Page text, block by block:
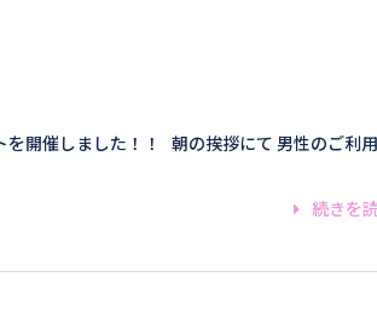
開催しました！！ 朝の挨拶にて 男性のご利
続きを